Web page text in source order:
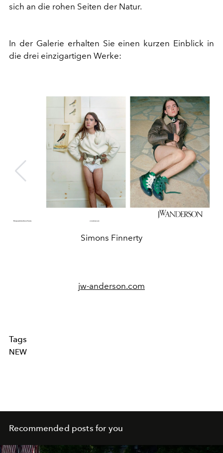
sich an die rohen Seiten der Natur.
In der Galerie erhalten Sie einen kurzen Einblick in
die drei einzigartigen Werke:
Simons Finnerty
jw-anderson.com
Tags
NEW
Recommended posts for you